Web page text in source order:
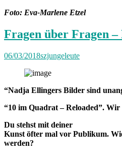
Foto: Eva-Marlene Etzel
Fragen über Fragen
06/03/2018szjungeleute
“Nadja Ellingers Bilder sind
“10 im Quadrat – Reloaded”. Wir
Du stehst mit deiner
Kunst öfter mal vor Publikum.
werden?